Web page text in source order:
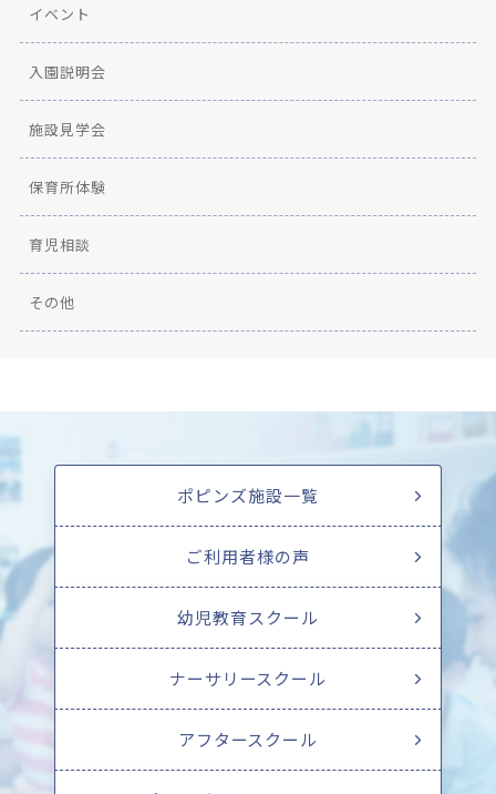
イベント
入園説明会
施設見学会
保育所体験
育児相談
その他
ポピンズ施設一覧
ご利用者様の声
幼児教育スクール
ナーサリースクール
アフタースクール